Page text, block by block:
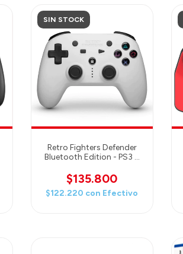
SIN STOCK
Retro Fighters Defender
Bluetooth Edition - PS3 &
$135.800
$122.220 con Efectivo